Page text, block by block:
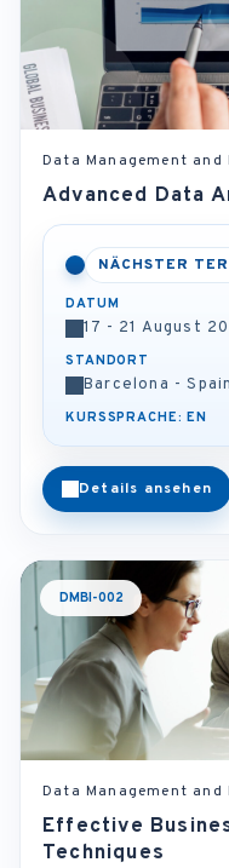
Data Management
Advanced Data
NÄCHSTER
DATUM
17 - 21 August
STANDORT
Barcelona - Spain
KURSSPRACHE: EN
Details ansehen
DMBI-002
Data Management
Effective
Techniques